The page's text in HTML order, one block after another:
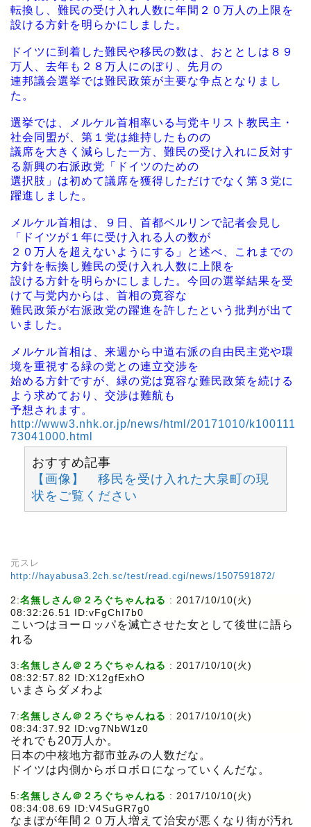
転換し、難民の受け入れ人数に年間２０万人の上限を
設ける方針を明らかにしました。
ドイツに到着した難民や移民の数は、おととしは８９
万人、去年も２８万人にのぼり、先月の
連邦議会選挙では難民政策が主要な争点となりまし
た。
選挙では、メルケル首相率いる与党キリスト教民主・
社会同盟が、第１党は維持したものの
議席を大きく減らした一方、難民の受け入れに反対す
る新興の右派政党「ドイツのための
選択肢」は初めて議席を獲得しただけでなく第３党に
躍進しました。
メルケル首相は、９日、首都ベルリンで記者会見し
「ドイツが１年に受け入れる人の数が
２０万人を超えないようにする」と述べ、これまでの
方針を転換し難民の受け入れ人数に上限を
設ける方針を明らかにしました。今回の選挙結果を受
けて与党内からは、首相の寛容な
難民政策が右派政党の躍進を許したという批判が出て
いました。
メルケル首相は、来週から中道右派の自由民主党や環
境を重視する緑の党との連立交渉を
始める方針ですが、緑の党は寛容な難民政策を続ける
よう求めており、交渉は難航も
予想されます。
http://www3.nhk.or.jp/news/html/20171010/k100111
73041000.html
おすすめ記事
【画像】 移民を受け入れた大泉町の現
状をご覧ください
元スレ
http://hayabusa3.2ch.sc/test/read.cgi/news/1507591872/
2:名無しさん＠２ろぐちゃんねる : 2017/10/10(火)
08:32:26.51 ID:vFgChI7b0
こいつはヨーロッパを滅亡させた女として後世に語ら
れる
3:名無しさん＠２ろぐちゃんねる : 2017/10/10(火)
08:32:57.82 ID:X12gfExhO
いまさらダメわよ
7:名無しさん＠２ろぐちゃんねる : 2017/10/10(火)
08:34:37.92 ID:vg7NbW1z0
それでも20万人か。
日本の中核地方都市並みの人数だな。
ドイツは内側からボロボロになっていくんだな。
5:名無しさん＠２ろぐちゃんねる : 2017/10/10(火)
08:34:08.69 ID:V4SuGR7g0
なまぽが年間２０万人増えて治安が悪くなり街が汚れ